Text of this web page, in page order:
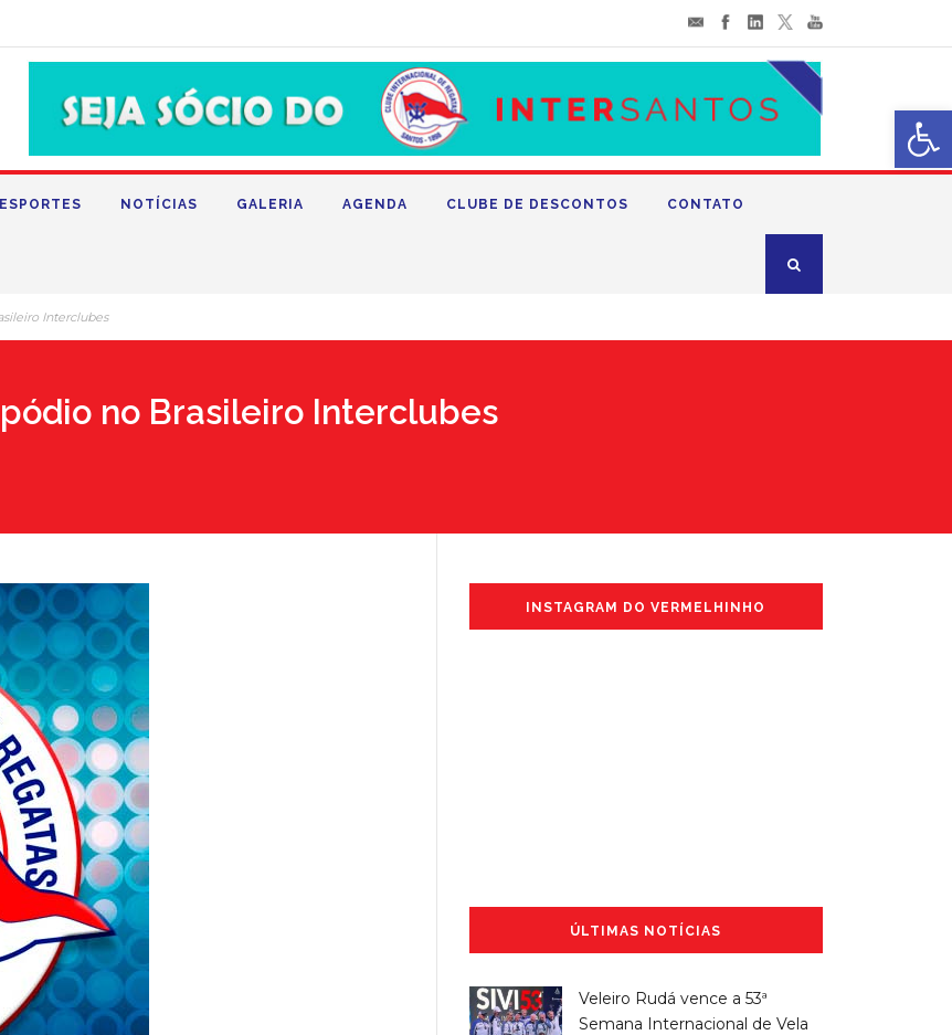
ESPORTES NOTÍCIAS GALERIA AGENDA CLUBE DE DESCONTOS CONTATO
Interclubes
no Brasileiro Interclubes
INSTAGRAM DO VERMELHINHO
ÚLTIMAS NOTÍCIAS
Veleiro Rudá vence a 53ª
Semana Internacional de Vela
Abrir